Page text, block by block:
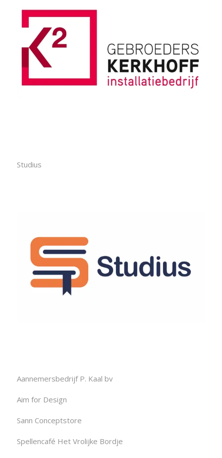
Studius
Aannemersbedrijf P. Kaal bv
Aim for Design
Sann Conceptstore
Spellencafé Het Vrolijke Bordje